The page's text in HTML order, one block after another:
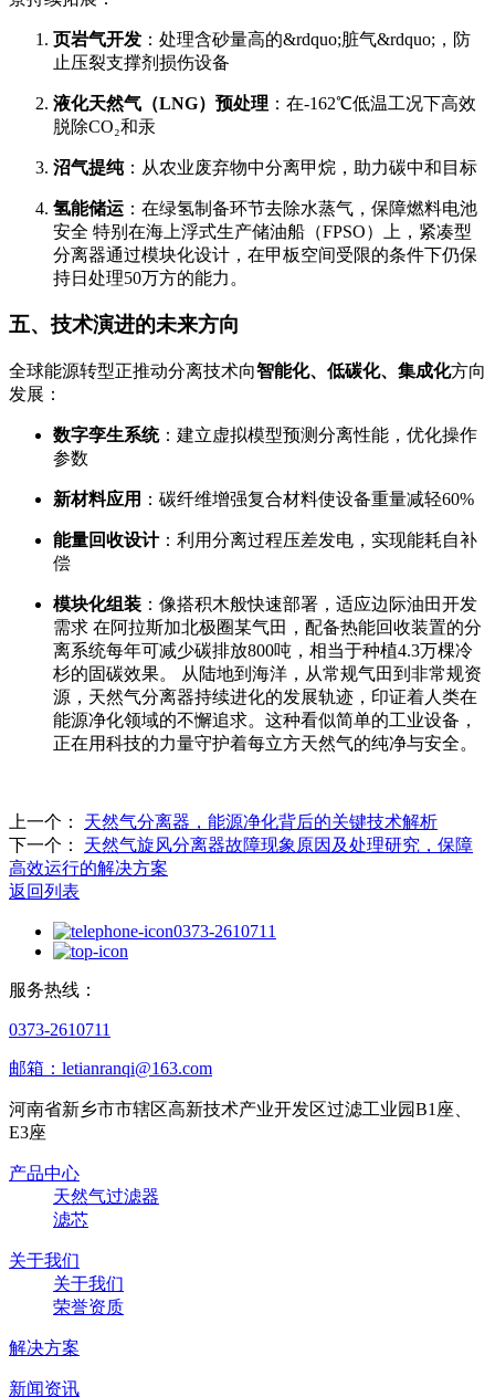
页岩气开发 ：处理含砂量高的&rdquo;脏气&rdquo;，防
止压裂支撑剂损伤设备
液化天然气（LNG）预处理 ：在-162℃低温工况下高效
脱除CO₂和汞
沼气提纯：从农业废弃物中分离甲烷，助力碳中和目标
氢能储运 ：在绿氢制备环节去除水蒸气，保障燃料电池
安全 特别在海上浮式生产储油船（FPSO）上，紧凑型
分离器通过模块化设计，在甲板空间受限的条件下仍保
持日处理50万方的能力。
五、技术演进的未来方向
全球能源转型正推动分离技术向智能化、低碳化、集成化方向
发展：
数字孪生系统：建立虚拟模型预测分离性能，优化操作
参数
新材料应用 ：碳纤维增强复合材料使设备重量减轻60%
能量回收设计：利用分离过程压差发电，实现能耗自补
偿
模块化组装 ：像搭积木般快速部署，适应边际油田开发
需求 在阿拉斯加北极圈某气田，配备热能回收装置的分
离系统每年可减少碳排放800吨，相当于种植4.3万棵冷
杉的固碳效果。 从陆地到海洋，从常规气田到非常规资
源，天然气分离器持续进化的发展轨迹，印证着人类在
能源净化领域的不懈追求。这种看似简单的工业设备，
正在用科技的力量守护着每立方天然气的纯净与安全。
上一个：
天然气分离器，能源净化背后的关键技术解析
下一个：
天然气旋风分离器故障现象原因及处理研究，保障
高效运行的解决方案
返回列表
0373-2610711
服务热线：
0373-2610711
邮箱：letianranqi@163.com
河南省新乡市市辖区高新技术产业开发区过滤工业园B1座、
E3座
产品中心
天然气过滤器
滤芯
关于我们
关于我们
荣誉资质
解决方案
新闻资讯